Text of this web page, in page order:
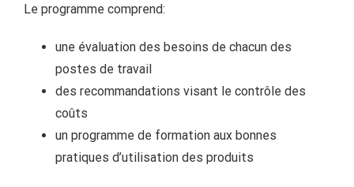
Le programme comprend:
une évaluation des besoins de chacun des
postes de travail
des recommandations visant le contrôle des
coûts
un programme de formation aux bonnes
pratiques d’utilisation des produits